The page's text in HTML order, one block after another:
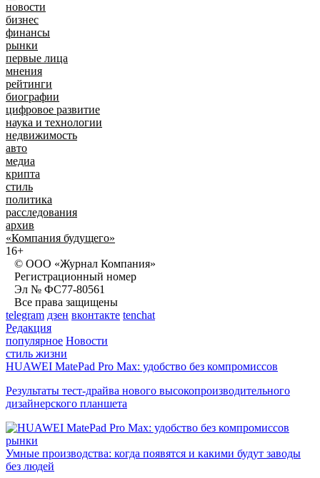
новости
бизнес
финансы
рынки
первые лица
мнения
рейтинги
биографии
цифровое развитие
наука и технологии
недвижимость
авто
медиа
крипта
стиль
политика
расследования
архив
«Компания будущего»
16+
© ООО «Журнал Компания»
Регистрационный номер
Эл № ФС77-80561
Все права защищены
telegram дзен вконтакте tenchat
Редакция
популярное Новости
стиль жизни
HUAWEI MatePad Pro Max: удобство без компромиссов
Результаты тест-драйва нового высокопроизводительного
дизайнерского планшета
рынки
Умные производства: когда появятся и какими будут заводы
без людей